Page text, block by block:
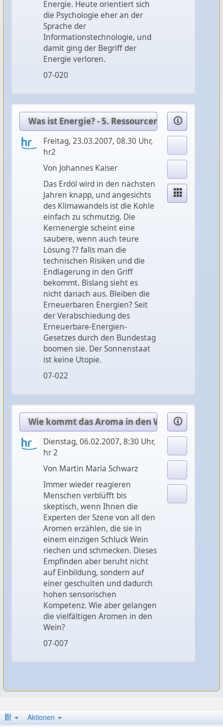
Energie. Heute orientiert sich
die Psychologie eher an der
Sprache der
Informationstechnologie, und
damit ging der Begriff der
Energie verloren.
07-020
Was ist Energie? - 5. Ressourcen
Freitag, 23.03.2007, 08.30 Uhr,
hr2
Von Johannes Kaiser
Das Erdöl wird in den nächsten
Jahren knapp, und angesichts
des Klimawandels ist die Kohle
einfach zu schmutzig. Die
Kernenergie scheint eine
saubere, wenn auch teure
Lösung ?? falls man die
technischen Risiken und die
Endlagerung in den Griff
bekommt. Bislang sieht es
nicht danach aus. Bleiben die
Erneuerbaren Energien? Seit
der Verabschiedung des
Erneuerbare-Energien-
Gesetzes durch den Bundestag
boomen sie. Der Sonnenstaat
ist keine Utopie.
07-022
Wie kommt das Aroma in den Wein?
Dienstag, 06.02.2007, 8:30 Uhr,
hr 2
Von Martin Maria Schwarz
Immer wieder reagieren
Menschen verblüfft bis
skeptisch, wenn Ihnen die
Experten der Szene von all den
Aromen erzählen, die sie in
einem einzigen Schluck Wein
riechen und schmecken. Dieses
Empfinden aber beruht nicht
auf Einbildung, sondern auf
einer geschulten und dadurch
hohen sensorischen
Kompetenz. Wie aber gelangen
die vielfältigen Aromen in den
Wein?
07-007
Aktionen